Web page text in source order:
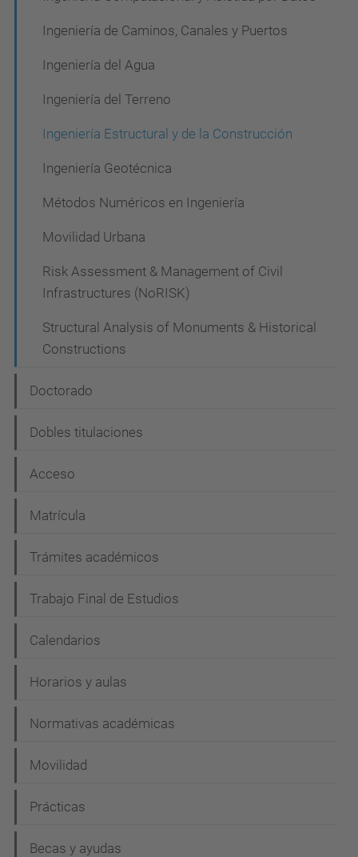
Ingeniería de Caminos, Canales y Puertos
Ingeniería del Agua
Ingeniería del Terreno
Ingeniería Estructural y de la Construcción
Ingeniería Geotécnica
Métodos Numéricos en Ingeniería
Movilidad Urbana
Risk Assessment & Management of Civil
Infrastructures (NoRISK)
Structural Analysis of Monuments & Historical
Constructions
Doctorado
Dobles titulaciones
Acceso
Matrícula
Trámites académicos
Trabajo Final de Estudios
Calendarios
Horarios y aulas
Normativas académicas
Movilidad
Prácticas
Becas y ayudas